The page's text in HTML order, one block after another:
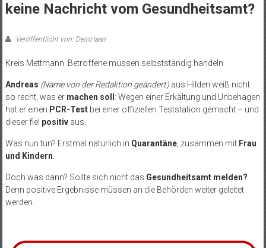
keine Nachricht vom Gesundheitsamt?
Veröffentlicht von: DeinHaan
Kreis Mettmann: Betroffene müssen selbstständig handeln
Andreas (Name von der Redaktion geändert)aus Hilden weiß nicht
so recht, was er machen soll : Wegen einer Erkältung und Unbehagen
hat er einen PCR-Testbei einer offiziellen Teststation gemacht – und
dieser fiel positivaus.
Was nun tun? Erstmal natürlich in Quarantäne, zusammen mit Frau
und Kindern
Doch was dann? Sollte sich nicht das Gesundheitsamt melden?
Denn positive Ergebnisse müssen an die Behörden weiter geleitet
werden.